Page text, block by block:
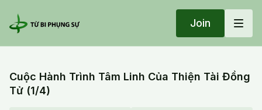
Join
Cuộc Hành Trình Tâm Linh Của Thiện Tài Đồng
Tử (1/4)